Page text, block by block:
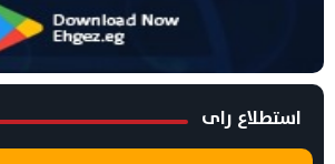
استطلاع راى